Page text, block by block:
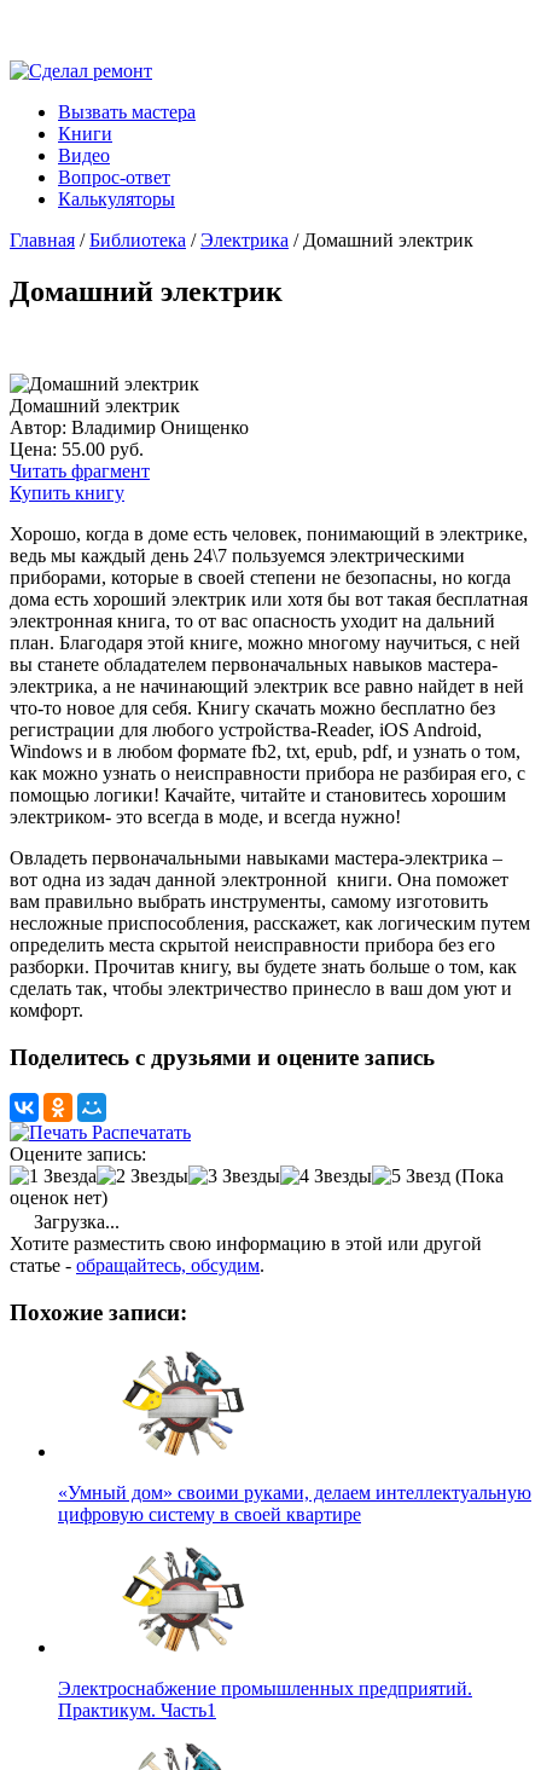
Вызвать мастера
Книги
Видео
Вопрос-ответ
Калькуляторы
Главная /Библиотека /Электрика / Домашний электрик
Домашний электрик
Домашний электрик
Автор: Владимир Онищенко
Цена: 55.00 руб.
Читать фрагмент
Купить книгу
Хорошо, когда в доме есть человек, понимающий в электрике,
ведь мы каждый день 24\7 пользуемся электрическими
приборами, которые в своей степени не безопасны, но когда
дома есть хороший электрик или хотя бы вот такая бесплатная
электронная книга, то от вас опасность уходит на дальний
план. Благодаря этой книге, можно многому научиться, с ней
вы станете обладателем первоначальных навыков мастера-
электрика, а не начинающий электрик все равно найдет в ней
что-то новое для себя. Книгу скачать можно бесплатно без
регистрации для любого устройства-Reader, iOS Android,
Windows и в любом формате fb2, txt, epub, pdf, и узнать о том,
как можно узнать о неисправности прибора не разбирая его, с
помощью логики! Качайте, читайте и становитесь хорошим
электриком- это всегда в моде, и всегда нужно!
Овладеть первоначальными навыками мастера-электрика –
вот одна из задач данной электронной книги. Она поможет
вам правильно выбрать инструменты, самому изготовить
несложные приспособления, расскажет, как логическим путем
определить места скрытой неисправности прибора без его
разборки. Прочитав книгу, вы будете знать больше о том, как
сделать так, чтобы электричество принесло в ваш дом уют и
комфорт.
Поделитесь с друзьями и оцените запись
Распечатать
Оцените запись:
(Пока
оценок нет)
Загрузка...
Хотите разместить свою информацию в этой или другой
статье - обращайтесь, обсудим.
Похожие записи:
«Умный дом» своими руками, делаем интеллектуальную
цифровую систему в своей квартире
Электроснабжение промышленных предприятий.
Практикум. Часть1